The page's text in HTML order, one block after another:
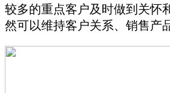
较多的重点客户及时做到关怀
然可以维持客户关系、销售产